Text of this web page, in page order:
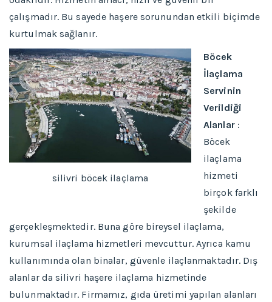
çalışmadır. Bu sayede haşere sorunundan etkili biçimde
kurtulmak sağlanır.
silivri böcek ilaçlama
Böcek
İlaçlama
Servinin
Verildiği
Alanlar:
Böcek
ilaçlama
hizmeti
birçok farklı
şekilde
gerçekleşmektedir. Buna göre bireysel ilaçlama,
kurumsal ilaçlama hizmetleri mevcuttur. Ayrıca kamu
kullanımında olan binalar, güvenle ilaçlanmaktadır. Dış
alanlar da silivri haşere ilaçlama hizmetinde
bulunmaktadır. Firmamız, gıda üretimi yapılan alanları